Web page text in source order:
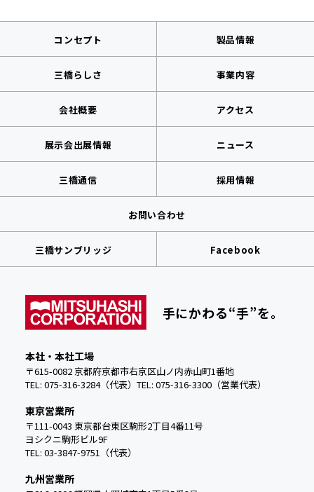
コンセプト 製品情報
三橋らしさ 事業内容
会社概要 アクセス
展示会出展情報 ニュース
三橋通信 採用情報
お問い合わせ
三橋サンブリッジ Facebook
手にかわる“手”を。
本社・本社工場
〒615-0082 京都府京都市右京区山ノ内赤山町1番地
TEL: 075-316-3284（代表） TEL: 075-316-3300（営業代表）
東京営業所
〒111-0043 東京都台東区駒形2丁目4番11号
ヨシクニ駒形ビル9F
TEL: 03-3847-9751（代表）
九州営業所